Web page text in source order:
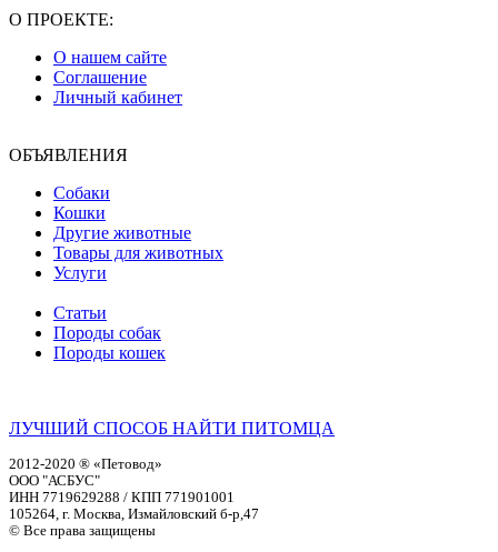
О ПРОЕКТЕ:
О нашем сайте
Соглашение
Личный кабинет
ОБЪЯВЛЕНИЯ
Собаки
Кошки
Другие животные
Товары для животных
Услуги
Статьи
Породы собак
Породы кошек
ЛУЧШИЙ СПОСОБ НАЙТИ ПИТОМЦА
2012-2020 ® «Петовод»
ООО "АСБУС"
ИНН 7719629288 / КПП 771901001
105264, г. Москва, Измайловский б-р,47
© Все права защищены